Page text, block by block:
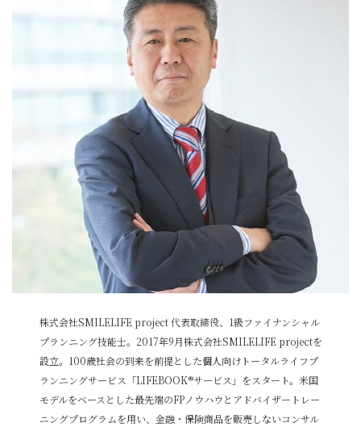
株式会社SMILELIFE project 代表取締役、1級ファイナンシャル
プランニング技能士。2017年9月株式会社SMILELIFE projectを
設立。100歳社会の到来を前提とした個人向けトータルライフプ
ランニングサービス「LIFEBOOK®サービス」をスタート。米国
モデルをベースとした最先端のFPノウハウとアドバイザートレー
ニングプログラムを用い、金融・保険商品を販売しないコンサル